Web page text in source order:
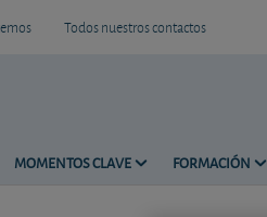
Todos nuestros contactos
MOMENTOS CLAVE FORMACIÓN